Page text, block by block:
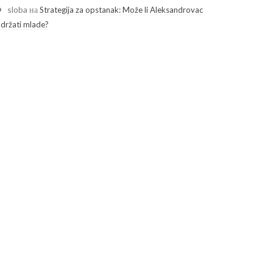
sloba наStrategija za opstanak: Može li Aleksandrovac
mlade?